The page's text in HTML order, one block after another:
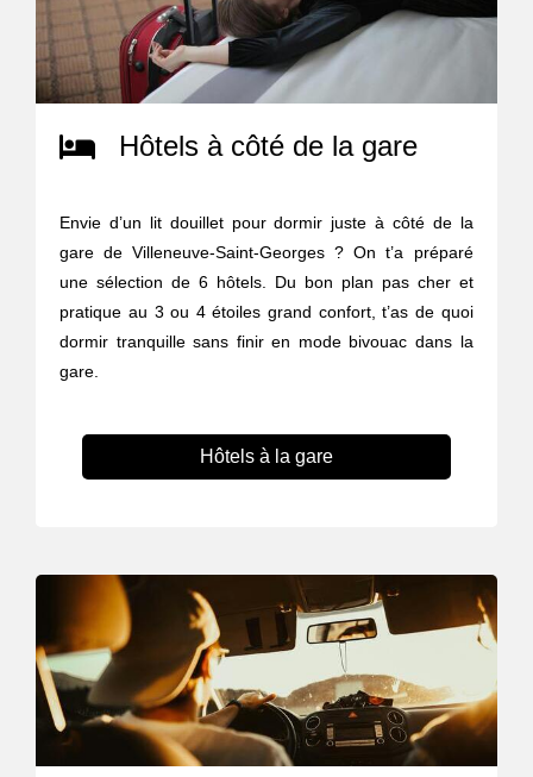
Hôtels à côté de la gare
Envie d’un lit douillet pour dormir juste à côté de la
gare de Villeneuve-Saint-Georges ? On t’a préparé
une sélection de 6 hôtels. Du bon plan pas cher et
pratique au 3 ou 4 étoiles grand confort, t’as de quoi
dormir tranquille sans finir en mode bivouac dans la
gare.
Hôtels à la gare